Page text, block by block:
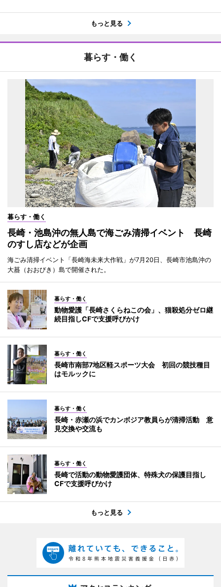
もっと見る
暮らす・働く
暮らす・働く
長崎・池島沖の無人島で海ごみ清掃イベント 長崎
のすし店などが企画
海ごみ清掃イベント「長崎海未来大作戦」が7月20日、長崎市池島沖の
大蟇（おおびき）島で開催された。
暮らす・働く
動物愛護「長崎さくらねこの会」、猫殺処分ゼロ継
続目指しCFで支援呼びかけ
暮らす・働く
長崎市南部7地区軽スポーツ大会 初回の競技種目
はモルックに
暮らす・働く
長崎・赤瀬の浜でカンボジア教員らが清掃活動 意
見交換や交流も
暮らす・働く
長崎で活動の動物愛護団体、特殊犬の保護目指し
CFで支援呼びかけ
もっと見る